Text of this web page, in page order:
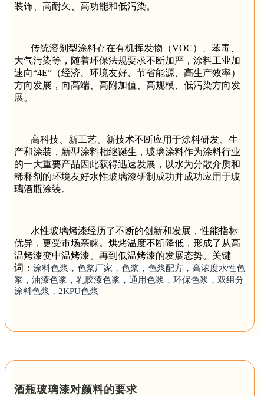
装饰、高耐久、高功能和低污染。
传统溶剂型涂料存在有机挥发物（VOC）、苯毒、
大气污染等，随着环保法规要求不断加严，涂料工业加
速向“4E”（经济、环境友好、节省能源、高生产效率）
方向发展，向高端、高附加值、高规模、低污染方向发
展。
高科技、新工艺、新技术不断应用于涂料研发、生
产和涂装，新型涂料相继诞生，玻璃涂料作为涂料行业
的一大重要产品因此获得迅速发展，以水为分散介质和
稀释剂的环境友好水性玻璃漆研制成功并成功应用于玻
璃酒瓶涂装。
水性玻璃烤漆经历了不断的创新和发展，性能指标
优异，更受市场亲睐。烘烤温度不断降低，形成了从高
温烤漆变中温烤漆、再到低温烤漆的发展态势。关键
词： 涂料色浆 ，色浆厂家，色浆，色浆配方，高浓度水性色
浆，油漆色浆，乳胶漆色浆，通用色浆，环保色浆，双组分
涂料色浆，2KPU色浆
酒瓶玻璃漆对颜料的要求